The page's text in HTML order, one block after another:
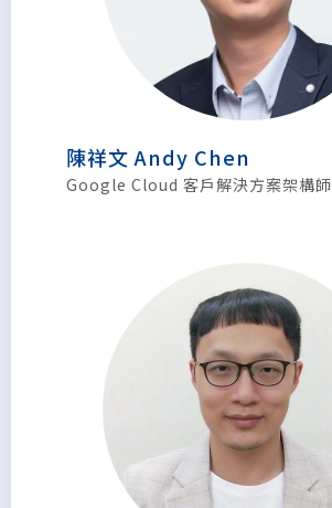
陳祥文 Andy Chen
Google Cloud 客戶解決方案架構師